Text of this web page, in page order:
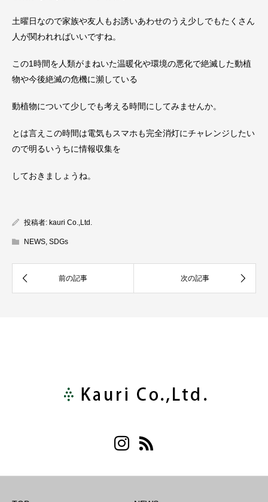
土曜日なので家族や友人もお誘いあわせのうえ少しでもたくさん
人が関われればいいですね。
この1時間を人類がまねいた温暖化や環境の悪化で絶滅した動植
物や今後絶滅の危機に瀕している
動植物について少しでも考える時間にしてみませんか。
とは言えこの時間は電気もスマホも完全消灯にチャレンジしたい
ので明るいうちに情報収集を
しておきましょうね。
投稿者: kauri Co.,Ltd.
NEWS SDGs